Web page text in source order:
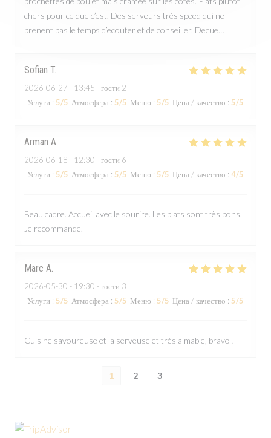
chers pour ce que c’est. Des serveurs très speed qui ne
prenent pas le temps d’ecouter et de conseiller. Decue…
Sofian T
2026-06-27 - 13:45 - гости 2
Услуги : 5/5 Атмосфера : 5/5 Меню : 5/5 Цена / качество : 5/5
Arman A
2026-06-18 - 12:30 - гости 6
Услуги : 5/5 Атмосфера : 5/5 Меню : 5/5 Цена / качество : 4/5
Beau cadre. Accueil avec le sourire. Les plats sont très bons.
Je recommande.
Marc A
2026-05-30 - 19:30 - гости 3
Услуги : 5/5 Атмосфера : 5/5 Меню : 5/5 Цена / качество : 5/5
Cuisine savoureuse et la serveuse et très aimable, bravo !
1 2 3